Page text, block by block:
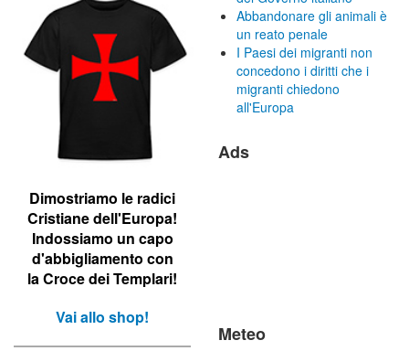
Dimostriamo le radici
Cristiane dell'Europa!
Indossiamo un capo
d'abbigliamento con
la Croce dei Templari!
Vai allo shop!
Abbandonare gli animali è
un reato penale
I Paesi dei migranti non
concedono i diritti che i
migranti chiedono
all'Europa
Ads
Meteo